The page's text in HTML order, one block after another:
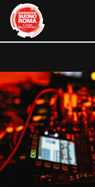
content